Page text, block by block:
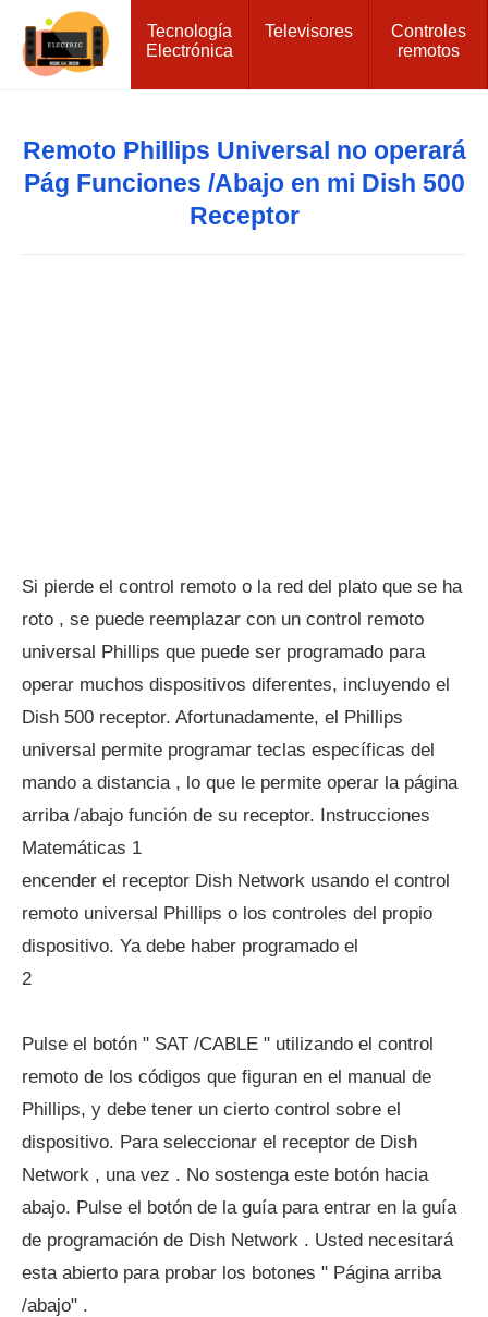
Tecnología
Electrónica
Televisores
Controles
remotos
Remoto Phillips Universal no operará
Pág Funciones /Abajo en mi Dish 500
Receptor
Si pierde el control remoto o la red del plato que se ha
roto , se puede reemplazar con un control remoto
universal Phillips que puede ser programado para
operar muchos dispositivos diferentes, incluyendo el
Dish 500 receptor. Afortunadamente, el Phillips
universal permite programar teclas específicas del
mando a distancia , lo que le permite operar la página
arriba /abajo función de su receptor. Instrucciones
Matemáticas 1
encender el receptor Dish Network usando el control
remoto universal Phillips o los controles del propio
dispositivo. Ya debe haber programado el
2
Pulse el botón " SAT /CABLE " utilizando el control
remoto de los códigos que figuran en el manual de
Phillips, y debe tener un cierto control sobre el
dispositivo. Para seleccionar el receptor de Dish
Network , una vez . No sostenga este botón hacia
abajo. Pulse el botón de la guía para entrar en la guía
de programación de Dish Network . Usted necesitará
esta abierto para probar los botones " Página arriba
/abajo" .